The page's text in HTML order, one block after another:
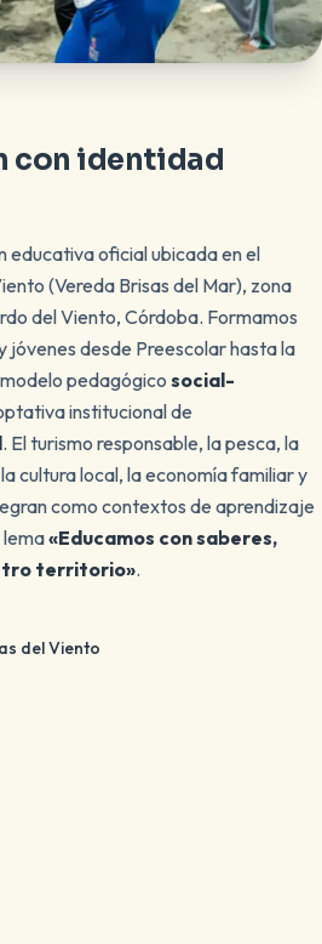
con identidad
educativa oficial ubicada en el
(Vereda Brisas del Mar), zona
del Viento, Córdoba. Formamos
jóvenes desde Preescolar hasta la
pedagógico social-
institucional de
. El turismo responsable, la pesca, la
cultura local, la economía familiar y
como contextos de aprendizaje
lema«Educamos con saberes,
territorio».
del Viento